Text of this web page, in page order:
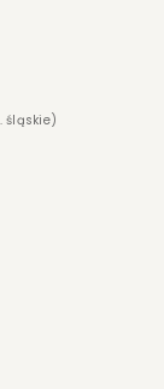
śląskie)